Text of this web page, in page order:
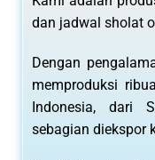
dan jadwal sholat
Dengan
memproduksi
Indonesia, dari
sebagian diekspor